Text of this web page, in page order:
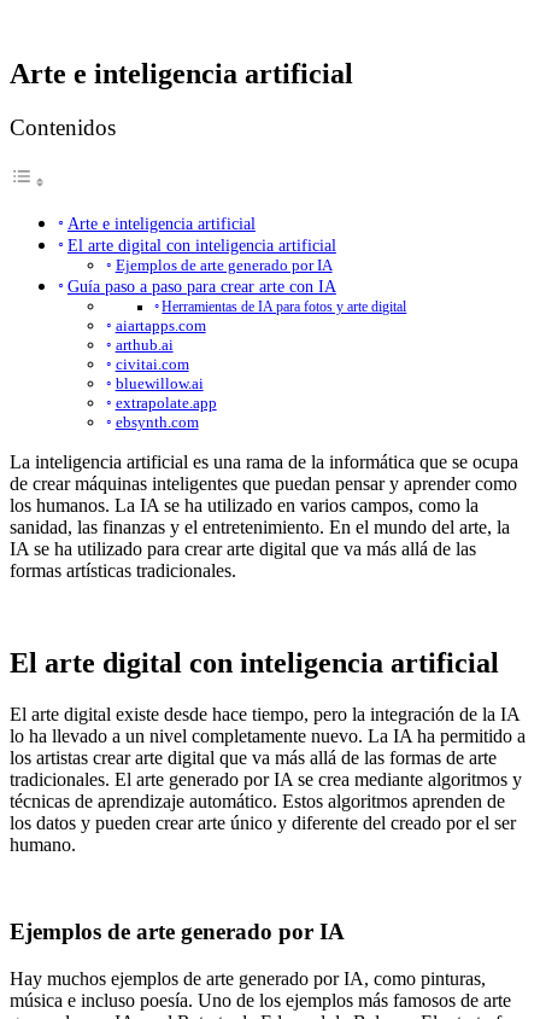
Arte e inteligencia artificial
Contenidos
Arte e inteligencia artificial
El arte digital con inteligencia artificial
Ejemplos de arte generado por IA
Guía paso a paso para crear arte con IA
Herramientas de IA para fotos y arte digital
aiartapps.com
arthub.ai
civitai.com
bluewillow.ai
extrapolate.app
ebsynth.com
La inteligencia artificial es una rama de la informática que se ocupa
de crear máquinas inteligentes que puedan pensar y aprender como
los humanos. La IA se ha utilizado en varios campos, como la
sanidad, las finanzas y el entretenimiento. En el mundo del arte, la
IA se ha utilizado para crear arte digital que va más allá de las
formas artísticas tradicionales.
El arte digital con inteligencia artificial
El arte digital existe desde hace tiempo, pero la integración de la IA
lo ha llevado a un nivel completamente nuevo. La IA ha permitido a
los artistas crear arte digital que va más allá de las formas de arte
tradicionales. El arte generado por IA se crea mediante algoritmos y
técnicas de aprendizaje automático. Estos algoritmos aprenden de
los datos y pueden crear arte único y diferente del creado por el ser
humano.
Ejemplos de arte generado por IA
Hay muchos ejemplos de arte generado por IA, como pinturas,
música e incluso poesía. Uno de los ejemplos más famosos de arte